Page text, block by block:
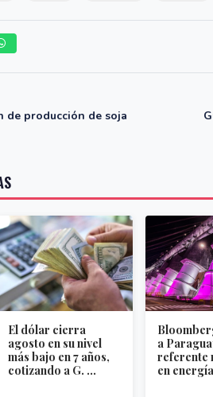
de producción de soja
El dólar cierra
agosto en su nivel
más bajo en 7 años,
cotizando a G. ...
a
referente
en